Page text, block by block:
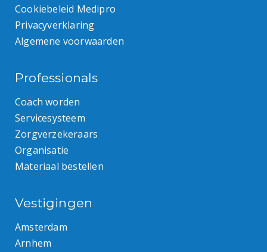
Cookiebeleid Medipro
Privacyverklaring
Algemene voorwaarden
Professionals
Coach worden
Servicesysteem
Zorgverzekeraars
Organisatie
Materiaal bestellen
Vestigingen
Amsterdam
Arnhem